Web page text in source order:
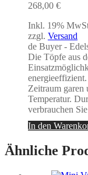
268,00 €
Inkl. 19%
zzgl. Versand
de Buyer -
Die Töpfe aus
Zeitraum garen
Temperatur.
verbrauchen
In den
Ähnliche